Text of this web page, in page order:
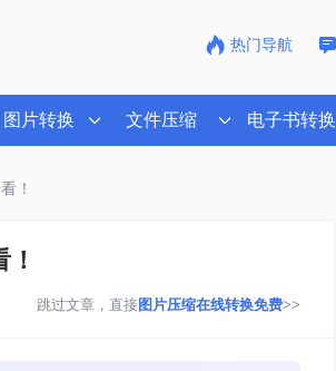
热门导航
图片转换 文件压缩 电子书转换
！
跳过文章，直接图片压缩在线转换免费>>